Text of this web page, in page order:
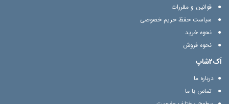
قوانین و مقررات
سیاست حفظ حریم خصوصی
نحوه خرید
نحوه فروش
اَک2شاپ
درباره ما
تماس با ما